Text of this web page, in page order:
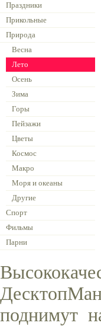
Праздники
Прикольные
Природа
Весна
Лето
Осень
Зима
Горы
Пейзажи
Цветы
Космос
Макро
Моря и океаны
Другие
Спорт
Фильмы
Парни
поднимут